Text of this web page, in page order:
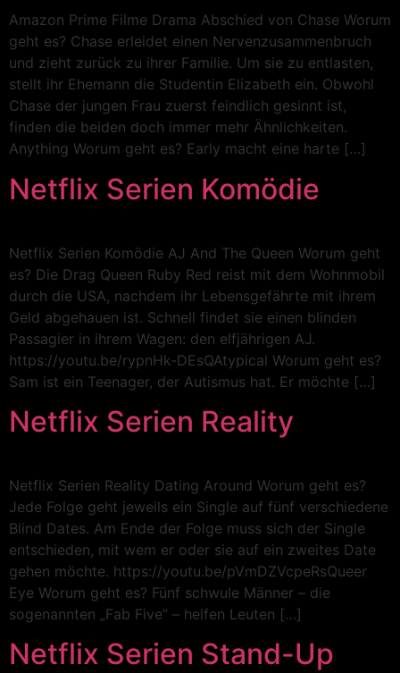
Amazon Prime Filme Drama Abschied von Chase Worum
geht es? Chase erleidet einen Nervenzusammenbruch
und zieht zurück zu ihrer Familie. Um sie zu entlasten,
stellt ihr Ehemann die Studentin Elizabeth ein. Obwohl
Chase der jungen Frau zuerst feindlich gesinnt ist,
finden die beiden doch immer mehr Ähnlichkeiten.
Anything Worum geht es? Early macht eine harte […]
Netflix Serien Komödie
Netflix Serien Komödie AJ And The Queen Worum geht
es? Die Drag Queen Ruby Red reist mit dem Wohnmobil
durch die USA, nachdem ihr Lebensgefährte mit ihrem
Geld abgehauen ist. Schnell findet sie einen blinden
Passagier in ihrem Wagen: den elfjährigen AJ.
https://youtu.be/rypnHk-DEsQAtypical Worum geht es?
Sam ist ein Teenager, der Autismus hat. Er möchte […]
Netflix Serien Reality
Netflix Serien Reality Dating Around Worum geht es?
Jede Folge geht jeweils ein Single auf fünf verschiedene
Blind Dates. Am Ende der Folge muss sich der Single
entschieden, mit wem er oder sie auf ein zweites Date
gehen möchte. https://youtu.be/pVmDZVcpeRsQueer
Eye Worum geht es? Fünf schwule Männer – die
sogenannten „Fab Five” – helfen Leuten […]
Netflix Serien Stand-Up